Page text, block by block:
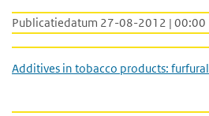
Publicatiedatum 27-08-2012 | 00:00
Additives in tobacco products: furfural